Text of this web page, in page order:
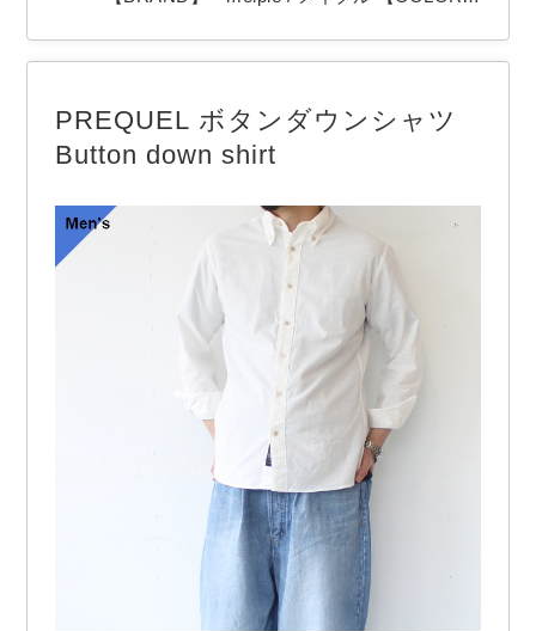
est」 ベンチュラの自然とライフスタイルにイン
ルベスト。 表面には耐久性としな…
PREQUEL ボタンダウンシャツ
Button down shirt